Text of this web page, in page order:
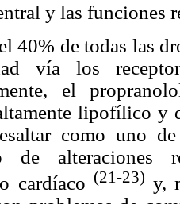
y las funciones
40% de todas las
vía los
el
lipofílico y
como uno
de alteraciones
cardíaco (21-23) y,